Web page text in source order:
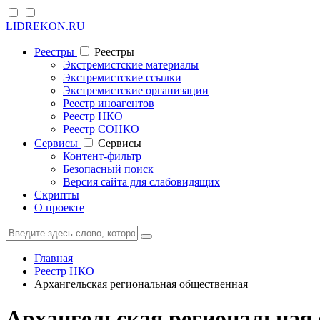
LIDREKON.RU
Реестры
Реестры
Экстремистские материалы
Экстремистские ссылки
Экстремистские организации
Реестр иноагентов
Реестр НКО
Реестр СОНКО
Cервисы
Cервисы
Контент-фильтр
Безопасный поиск
Версия сайта для слабовидящих
Скрипты
О проекте
Главная
Реестр НКО
Архангельская региональная общественная